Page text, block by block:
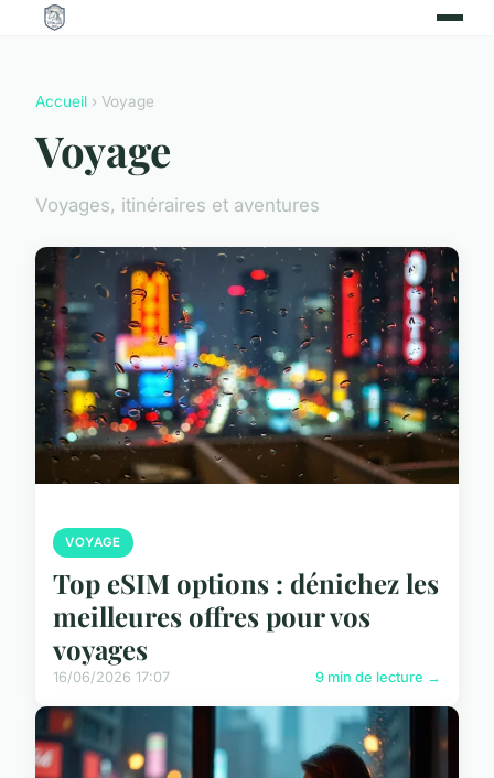
Accueil › Voyage
Voyage
Voyages, itinéraires et aventures
VOYAGE
Top eSIM options : dénichez les
meilleures offres pour vos
voyages
16/06/2026 17:07 9 min de lecture →